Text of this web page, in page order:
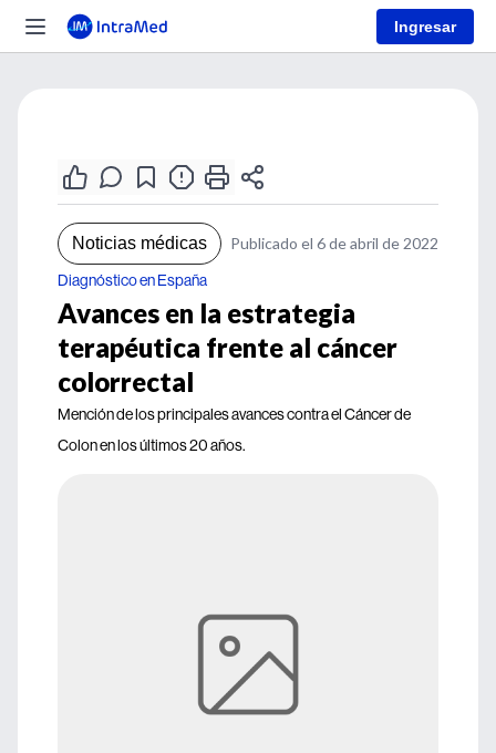
Ingresar
Noticias médicas Publicado el 6 de abril de 2022
Diagnóstico en España
Avances en la estrategia
terapéutica frente al cáncer
colorrectal
Mención de los principales avances contra el Cáncer de
Colon en los últimos 20 años.